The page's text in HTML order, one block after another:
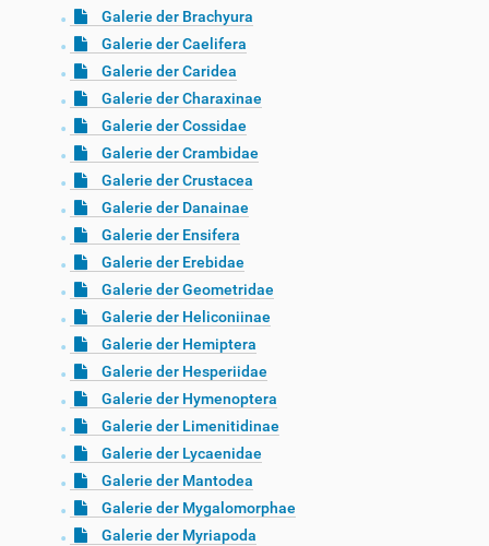
Galerie der Brachyura
Galerie der Caelifera
Galerie der Caridea
Galerie der Charaxinae
Galerie der Cossidae
Galerie der Crambidae
Galerie der Crustacea
Galerie der Danainae
Galerie der Ensifera
Galerie der Erebidae
Galerie der Geometridae
Galerie der Heliconiinae
Galerie der Hemiptera
Galerie der Hesperiidae
Galerie der Hymenoptera
Galerie der Limenitidinae
Galerie der Lycaenidae
Galerie der Mantodea
Galerie der Mygalomorphae
Galerie der Myriapoda